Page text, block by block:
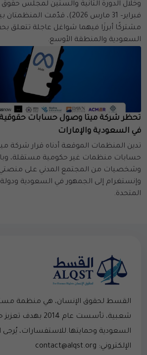
فبراير– 31 مارس 2026)، قدّمت
مشتركًا أبرزَا فيهما شواغل عاجلة تتعلق
السعودية والمنطقة الأوسع.
تحظر شركة ميتا وصول حسابات حقوقية
في السعودية والإمارات
تدين المنظمات الموقعة أدناه قرار شركة
حسابات منظمات غير حكومية مستقلة،
وشخصيات من المجتمع المدني على
وإنستغرام إلى الجمهور في السعودية ودولة
المتحدة.
القسط لحقوق الإنسان، هي منظمة
شعبية، تأسست عام
السعودية وحمايتها.للاستفسارات، يُرجى
الإلكتروني: contact@alqst.org